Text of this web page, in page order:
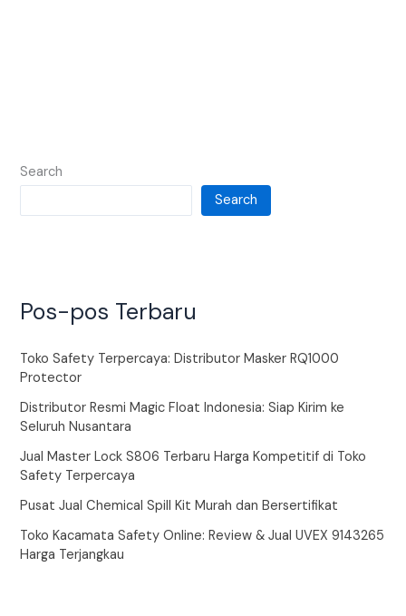
Search
Search
Pos-pos Terbaru
Toko Safety Terpercaya: Distributor Masker RQ1000
Protector
Distributor Resmi Magic Float Indonesia: Siap Kirim ke
Seluruh Nusantara
Jual Master Lock S806 Terbaru Harga Kompetitif di Toko
Safety Terpercaya
Pusat Jual Chemical Spill Kit Murah dan Bersertifikat
Toko Kacamata Safety Online: Review & Jual UVEX 9143265
Harga Terjangkau